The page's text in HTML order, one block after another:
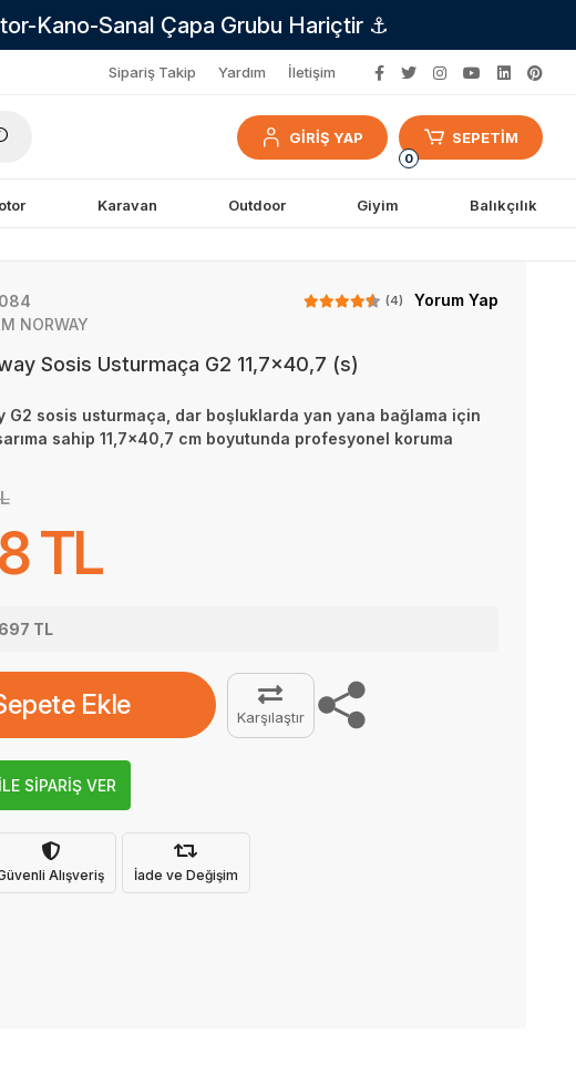
Kano-Sanal Çapa Grubu Hariçtir ⚓
Sipariş Takip Yardım İletişim
GİRİŞ YAP
0
SEPETİM
Karavan Outdoor Giyim Balıkçılık
(4)
Yorum Yap
NORWAY
Sosis Usturmaça G2 11,7×40,7 (s)
G2 sosis usturmaça, dar boşluklarda yan yana bağlama için
sahip 11,7×40,7 cm boyutunda profesyonel koruma
TL
697 TL
Ekle Karşılaştır
SİPARİŞ VER
Alışveriş İade ve Değişim